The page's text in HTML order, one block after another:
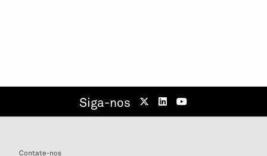
Siga-nos
Contate-nos